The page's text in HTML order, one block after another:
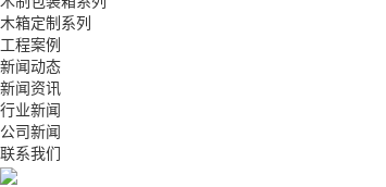
木箱定制系列
工程案例
新闻动态
新闻资讯
行业新闻
公司新闻
联系我们